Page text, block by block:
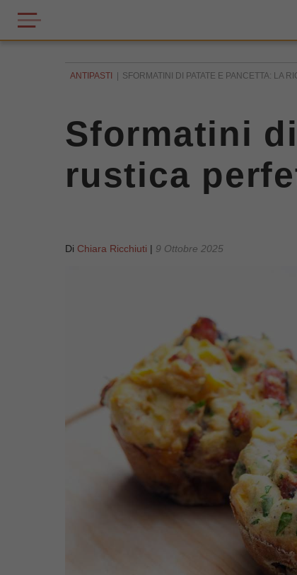
ANTIPASTI SFORMATINI DI PATATE E PANCETTA: LA
Sformatini
rustica
Di Chiara Ricchiuti | 9 Ottobre 2025